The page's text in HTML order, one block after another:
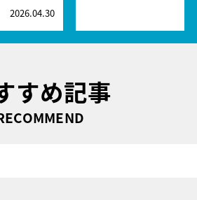
2026.04.30
すめ記事